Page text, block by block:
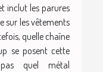
inclut les parures
sur les vêtements
quelle chaîne
se posent cette
quel métal